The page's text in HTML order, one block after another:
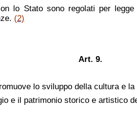
lo Stato sono regolati per
(2)
Art. 9.
lo sviluppo della cultura e
e il patrimonio storico e artistico